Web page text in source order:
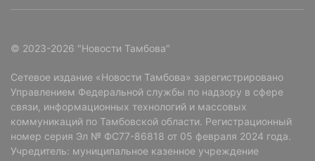
© 2023-2026 "Новости Тамбова"
Сетевое издание «Новости Тамбова» зарегистрировано
Управлением Федеральной службы по надзору в сфере
связи, информационных технологий и массовых
коммуникаций по Тамбовской области. Регистрационный
номер серия Эл № ФС77-86818 от 05 февраля 2024 года.
Учредитель: муниципальное казенное учреждение